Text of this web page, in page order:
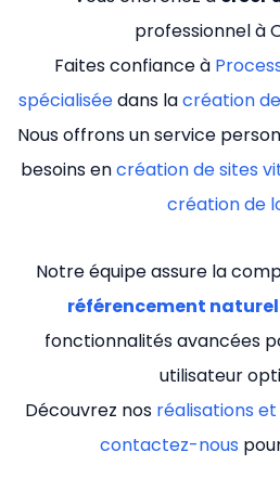
professionnel à
Faites confiance à
spécialiséedans lacréation
Nous offrons un service
besoins encréation de sites
création de
Notre équipe assure la
référencement naturel
fonctionnalités avancées
utilisateur
Découvrez nos réalisations
contactez-nous